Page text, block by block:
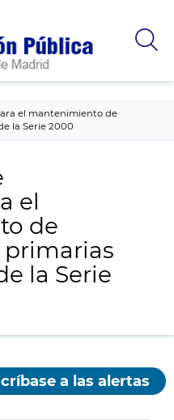
el mantenimiento de
la Serie 2000
el
de
primarias
la Serie
a las alertas